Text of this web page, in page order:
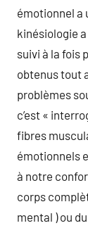
émotionnel a
kinésiologie
suivi à la fois
obtenus tout
problèmes
c’est «
fibres
émotionnels
à notre
corps
mental ) ou